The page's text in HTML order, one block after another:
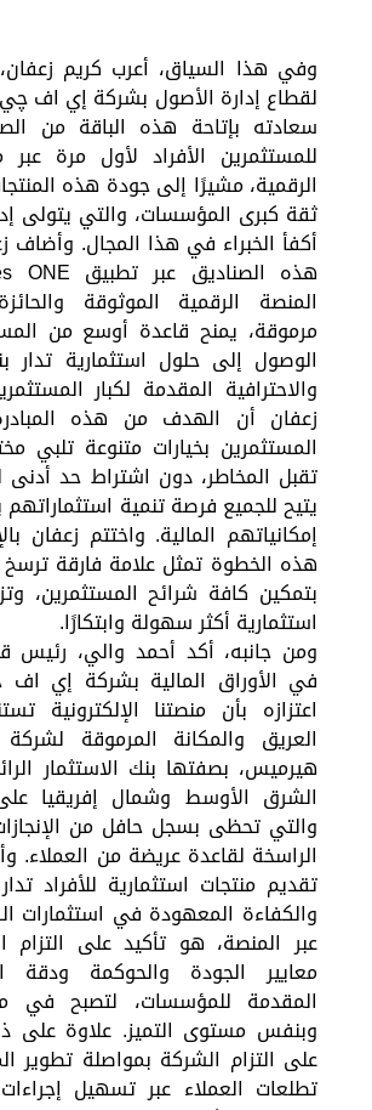
وفي هذا السياق، أعرب كريم
لقطاع إدارة الأصول بشركة إي اف
سعادته بإتاحة هذه الباقة من
للمستثمرين الأفراد لأول مرة
الرقمية، مشيرًا إلى جودة هذه
ثقة كبرى المؤسسات، والتي يتولى
أكفأ الخبراء في هذا المجال. وأضاف
المنصة الرقمية الموثوقة
مرموقة، يمنح قاعدة أوسع من
الوصول إلى حلول استثمارية تدار
والاحترافية المقدمة لكبار
زعفان أن الهدف من هذه
المستثمرين بخيارات متنوعة تلبي
تقبل المخاطر، دون اشتراط حد أدنى
يتيح للجميع فرصة تنمية
إمكانياتهم المالية. واختتم زعفان
هذه الخطوة تمثل علامة فارقة ترسخ
بتمكين كافة شرائح المستثمرين،
استثمارية أكثر سهولة وابتكارًا.
ومن جانبه، أكد أحمد والي، رئيس
في الأوراق المالية بشركة إي
اعتزازه بأن منصتنا الإلكترونية
العريق والمكانة المرموقة
هيرميس، بصفتها بنك الاستثمار
الشرق الأوسط وشمال إفريقيا
والتي تحظى بسجل حافل من
الراسخة لقاعدة عريضة من العملاء.
تقديم منتجات استثمارية للأفراد
والكفاءة المعهودة في استثمارات
عبر المنصة، هو تأكيد على التزام
معايير الجودة والحوكمة ودقة
المقدمة للمؤسسات، لتصبح في
وبنفس مستوى التميز. علاوة على
على التزام الشركة بمواصلة تطوير
تطلعات العملاء عبر تسهيل